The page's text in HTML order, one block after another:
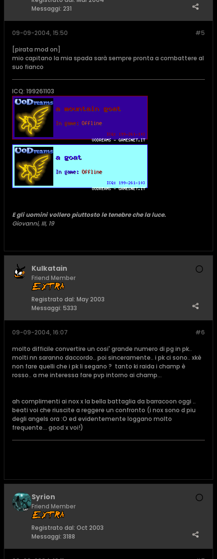
Messaggi: 231
#5
09-09-2004, 15:50
[pirata mod on]
mio capitano la mia spada sarà sempre pronta a combattere al
suo fianco
ICQ: 199261103
E gli uomini vollero piuttosto le tenebre che la luce.
Giovanni, III, 19
Kulkatain
Friend Member
Registrato dal: May 2003
Messaggi: 5333
#6
09-09-2004, 16:07
molto difficile convertire un cosi' grande numero di pg in pk..
molti nn saranno daccordo.. poi sinceramente.. i pk ci sono.. xkè
non fare quelli che i pk li segano ? tanto ki raida i champ è
rosso.. a me interessa fare pvp intorno ai champ...
ah complimenti ai nox x la bella battaglia da barracoon oggi ..
beati voi che riuscite a reggere un confronto (i nox sono d piu
degli angels ora :O ed evidentemente loggano molto
frequente... good x voi!)
Syrion
Friend Member
Registrato dal: Oct 2003
Messaggi: 3188